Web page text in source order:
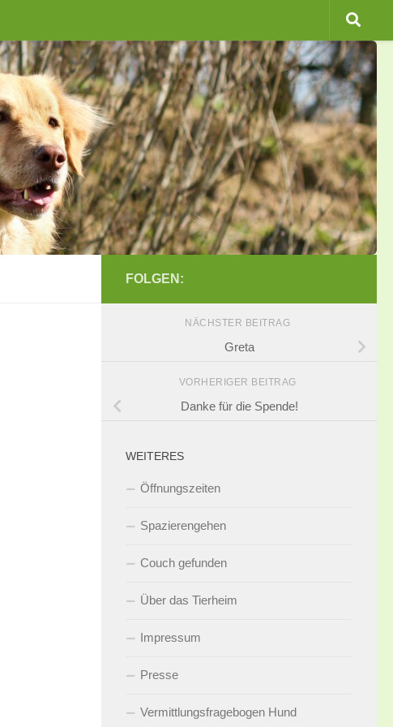
FOLGEN:
NÄCHSTER BEITRAG
Greta
VORHERIGER BEITRAG
Danke für die Spende!
WEITERES
Öffnungszeiten
Spazierengehen
Couch gefunden
Über das Tierheim
Impressum
Presse
Vermittlungsfragebogen Hund